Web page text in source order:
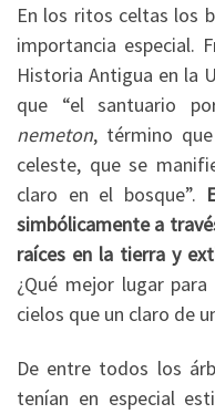
En los ritos celtas los
importancia especial.
Historia Antigua en la
que “el santuario
nemeton, término
celeste, que se
claro en el bosque”.
simbólicamente a
raíces en la tierra y
¿Qué mejor lugar
cielos que un claro de
De entre todos los
tenían en especial